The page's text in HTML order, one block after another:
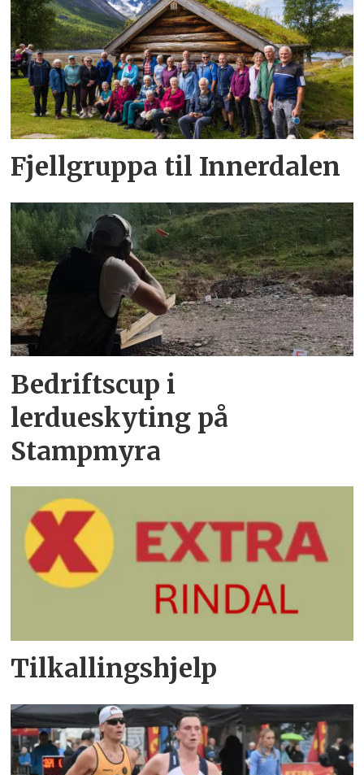
Fjellgruppa til Innerdalen
Bedriftscup i
lerdueskyting på
Stampmyra
Tilkallingshjelp